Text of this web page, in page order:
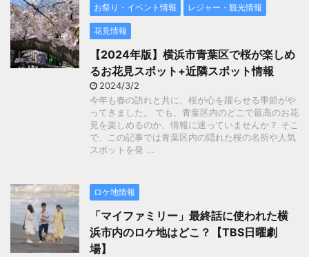
お祭り・イベント情報 レジャー・観光情報
花見情報
【2024年版】横浜市青葉区で桜が楽しめ
るお花見スポット+近隣スポット情報
2024/3/2
今年も春の訪れと共に、桜が心を躍らせる季節がや
ってきました。 でも、青葉区内のどこで最高のお花
見を楽しめるのか、情報に迷っていませんか？ そこ
で、この記事では青葉区内の隠れた桜の名所や人気
スポットを発 ...
ロケ地情報
「マイファミリー」最終話に使われた横
浜市内のロケ地はどこ？【TBS日曜劇
場】